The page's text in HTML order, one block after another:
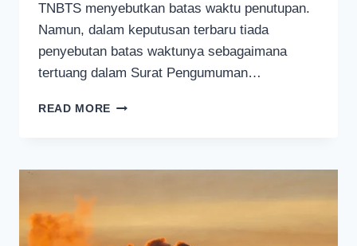
TNBTS menyebutkan batas waktu penutupan.
Namun, dalam keputusan terbaru tiada
penyebutan batas waktunya sebagaimana
tertuang dalam Surat Pengumuman…
READ MORE KALI
SEMERU
WAKTU